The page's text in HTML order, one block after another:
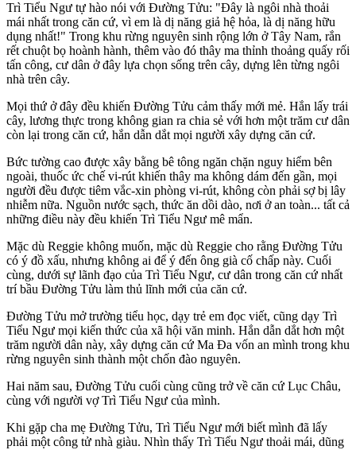
Trì Tiểu Ngư tự hào nói với Đường Tửu: "Đây là ngôi nhà thoải
mái nhất trong căn cứ, vì em là dị năng giả hệ hỏa, là dị năng hữu
dụng nhất!" Trong khu rừng nguyên sinh rộng lớn ở Tây Nam, rắn
rết chuột bọ hoành hành, thêm vào đó thây ma thỉnh thoảng quấy rối
tấn công, cư dân ở đây lựa chọn sống trên cây, dựng lên từng ngôi
nhà trên cây.
Mọi thứ ở đây đều khiến Đường Tửu cảm thấy mới mẻ. Hắn lấy trái
cây, lương thực trong không gian ra chia sẻ với hơn một trăm cư dân
còn lại trong căn cứ, hắn dẫn dắt mọi người xây dựng căn cứ.
Bức tường cao được xây bằng bê tông ngăn chặn nguy hiểm bên
ngoài, thuốc ức chế vi-rút khiến thây ma không dám đến gần, mọi
người đều được tiêm vắc-xin phòng vi-rút, không còn phải sợ bị lây
nhiễm nữa. Nguồn nước sạch, thức ăn dồi dào, nơi ở an toàn... tất cả
những điều này đều khiến Trì Tiểu Ngư mê mẩn.
Mặc dù Reggie không muốn, mặc dù Reggie cho rằng Đường Tửu
có ý đồ xấu, nhưng không ai để ý đến ông già cố chấp này. Cuối
cùng, dưới sự lãnh đạo của Trì Tiểu Ngư, cư dân trong căn cứ nhất
trí bầu Đường Tửu làm thủ lĩnh mới của căn cứ.
Đường Tửu mở trường tiểu học, dạy trẻ em đọc viết, cũng dạy Trì
Tiểu Ngư mọi kiến thức của xã hội văn minh. Hắn dẫn dắt hơn một
trăm người dân này, xây dựng căn cứ Ma Đa vốn an mình trong khu
rừng nguyên sinh thành một chốn đào nguyên.
Hai năm sau, Đường Tửu cuối cùng cũng trở về căn cứ Lục Châu,
cùng với người vợ Trì Tiểu Ngư của mình.
Khi gặp cha mẹ Đường Tửu, Trì Tiểu Ngư mới biết mình đã lấy
phải một công tử nhà giàu. Nhìn thấy Trì Tiểu Ngư thoải mái, dũng